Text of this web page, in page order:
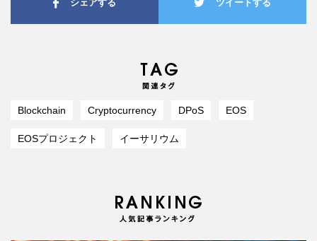
シェアする ツイートする
Blockchain Cryptocurrency DPoS EOS
EOSプロジェクト イーサリウム